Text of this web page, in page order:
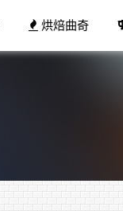
烘焙曲奇